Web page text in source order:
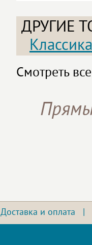
ДРУГИЕ
Классика
Смотреть
Доставка и оплата